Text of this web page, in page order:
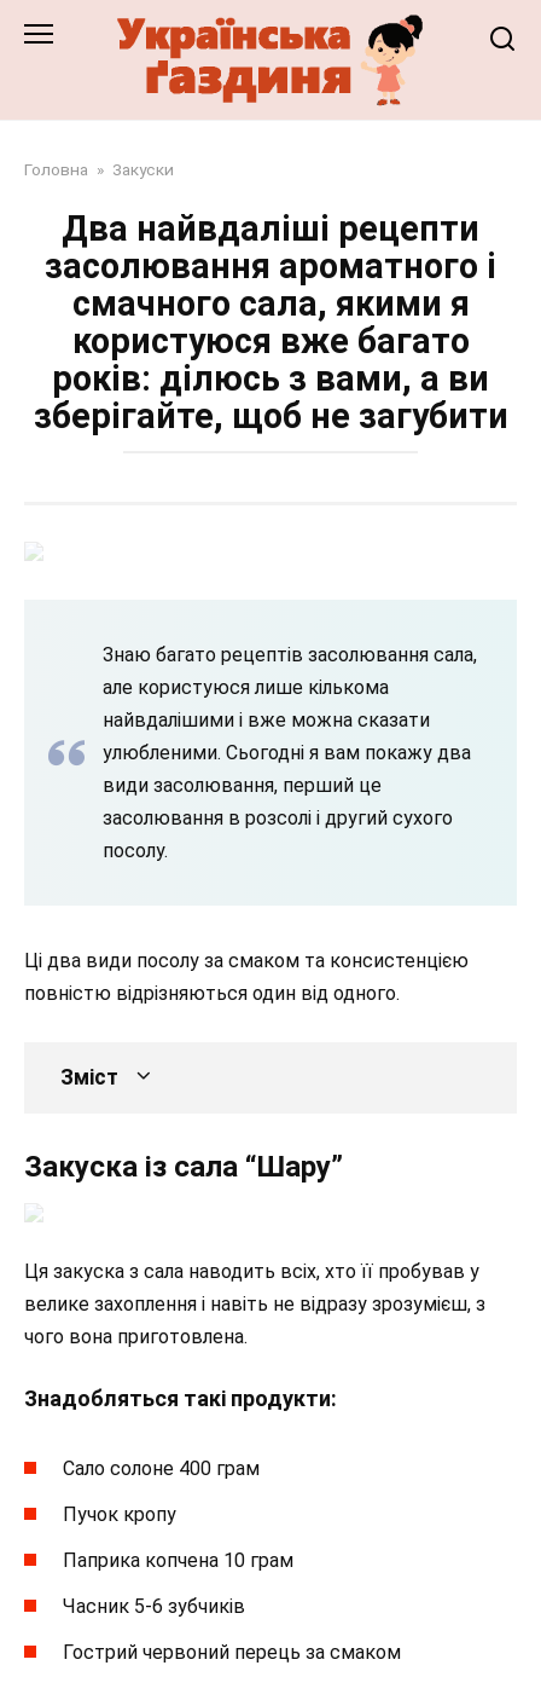
Головна » Закуски
Два найвдаліші рецепти
засолювання ароматного і
смачного сала, якими я
користуюся вже багато
років: ділюсь з вами, а ви
зберігайте, щоб не загубити
Знаю багато рецептів засолювання сала,
але користуюся лише кількома
найвдалішими і вже можна сказати
улюбленими. Сьогодні я вам покажу два
види засолювання, перший це
засолювання в розсолі і другий сухого
посолу.
Ці два види посолу за смаком та консистенцією
повністю відрізняються один від одного.
Зміст
Закуска із сала “Шару”
Ця закуска з сала наводить всіх, хто її пробував у
велике захоплення і навіть не відразу зрозумієш, з
чого вона приготовлена.
Знадобляться такі продукти:
Сало солоне 400 грам
Пучок кропу
Паприка копчена 10 грам
Часник 5-6 зубчиків
Гострий червоний перець за смаком